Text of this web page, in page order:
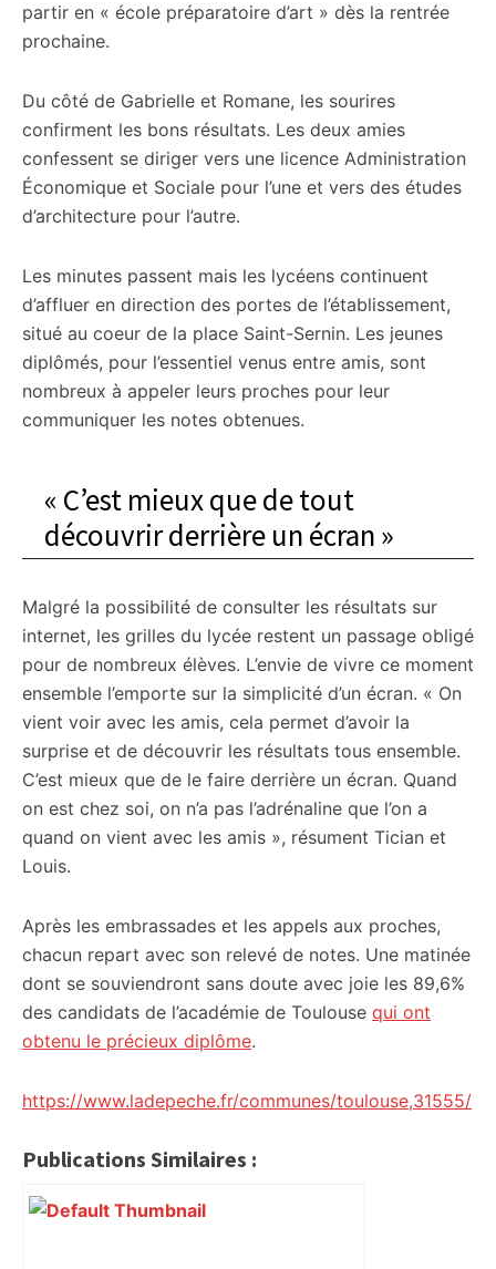
partir en « école préparatoire d’art » dès la rentrée
prochaine.
Du côté de Gabrielle et Romane, les sourires
confirment les bons résultats. Les deux amies
confessent se diriger vers une licence Administration
Économique et Sociale pour l’une et vers des études
d’architecture pour l’autre.
Les minutes passent mais les lycéens continuent
d’affluer en direction des portes de l’établissement,
situé au coeur de la place Saint-Sernin. Les jeunes
diplômés, pour l’essentiel venus entre amis, sont
nombreux à appeler leurs proches pour leur
communiquer les notes obtenues.
« C’est mieux que de tout
découvrir derrière un écran »
Malgré la possibilité de consulter les résultats sur
internet, les grilles du lycée restent un passage obligé
pour de nombreux élèves. L’envie de vivre ce moment
ensemble l’emporte sur la simplicité d’un écran. « On
vient voir avec les amis, cela permet d’avoir la
surprise et de découvrir les résultats tous ensemble.
C’est mieux que de le faire derrière un écran. Quand
on est chez soi, on n’a pas l’adrénaline que l’on a
quand on vient avec les amis », résument Tician et
Louis.
Après les embrassades et les appels aux proches,
chacun repart avec son relevé de notes. Une matinée
dont se souviendront sans doute avec joie les 89,6%
des candidats de l’académie de Toulouse qui ont
obtenu le précieux diplôme.
https://www.ladepeche.fr/communes/toulouse,31555/
Publications Similaires :